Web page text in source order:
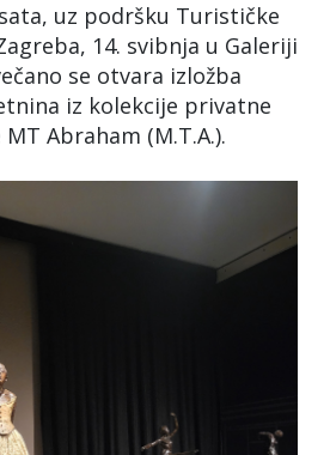
uz podršku Turističke
14. svibnja u Galeriji
se otvara izložba
iz kolekcije privatne
Abraham (M.T.A.).